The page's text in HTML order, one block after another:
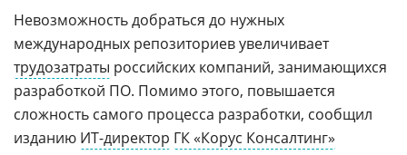
Невозможность добраться до нужных
международных репозиториев увеличивает
трудозатраты российских компаний, занимающихся
разработкой ПО. Помимо этого, повышается
сложность самого процесса разработки, сообщил
изданию ИТ-директор ГК «Корус Консалтинг»